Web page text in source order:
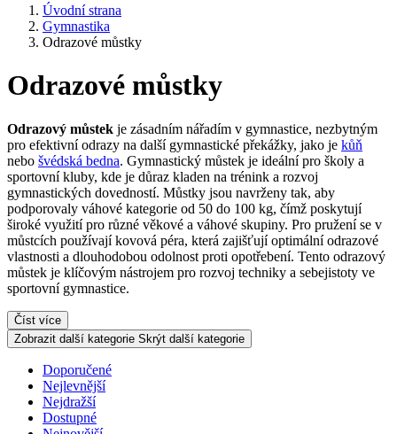
Úvodní strana
Gymnastika
Odrazové můstky
Odrazové můstky
Odrazový můstek je zásadním nářadím v gymnastice, nezbytným
pro efektivní odrazy na další gymnastické překážky, jako je kůň
nebo švédská bedna. Gymnastický můstek je ideální pro školy a
sportovní kluby, kde je důraz kladen na trénink a rozvoj
gymnastických dovedností. Můstky jsou navrženy tak, aby
podporovaly váhové kategorie od 50 do 100 kg, čímž poskytují
široké využití pro různé věkové a váhové skupiny. Pro pružení se v
můstcích používají kovová péra, která zajišťují optimální odrazové
vlastnosti a dlouhodobou odolnost proti opotřebení. Tento odrazový
můstek je klíčovým nástrojem pro rozvoj techniky a sebejistoty ve
sportovní gymnastice.
Číst více
Zobrazit další kategorie Skrýt další kategorie
Doporučené
Nejlevnější
Nejdražší
Dostupné